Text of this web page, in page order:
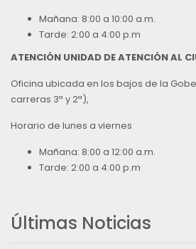
Mañana: 8:00 a 10:00 a.m.
Tarde: 2:00 a 4:00 p.m
ATENCIÓN UNIDAD DE ATENCIÓN AL
Oficina ubicada en los bajos de la
carreras 3ª y 2ª),
Horario de lunes a viernes
Mañana: 8:00 a 12:00 a.m.
Tarde: 2:00 a 4:00 p.m
Últimas Noticias